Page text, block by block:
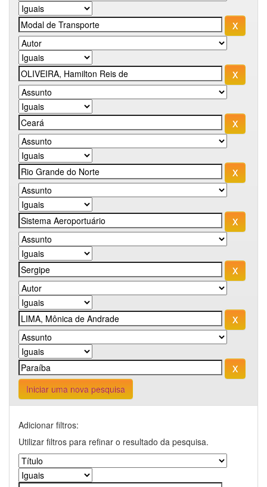
Iniciar uma nova pesquisa
Adicionar filtros:
Utilizar filtros para refinar o resultado da pesquisa.